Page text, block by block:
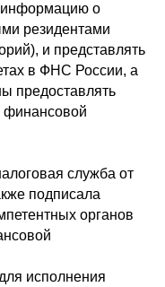
информацию о
резидентами
и представлять
в ФНС России, а
предоставлять
служба от
подписала
органов
исполнения